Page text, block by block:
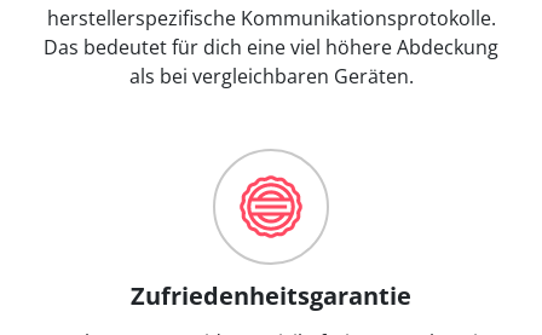
herstellerspezifische Kommunikationsprotokolle.
Das bedeutet für dich eine viel höhere Abdeckung
als bei vergleichbaren Geräten.
Zufriedenheitsgarantie